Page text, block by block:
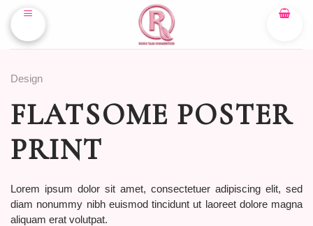
content
Design
FLATSOME POSTER
PRINT
Lorem ipsum dolor sit amet, consectetuer adipiscing elit, sed
diam nonummy nibh euismod tincidunt ut laoreet dolore magna
aliquam erat volutpat.